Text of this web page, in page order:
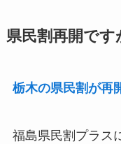
県民割再開です
栃木の県民割が再
福島県民割プラス